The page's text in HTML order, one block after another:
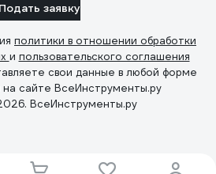
Подать заявку
политики в отношении обработки
и пользовательского соглашения
свои данные в любой форме
на сайте ВсеИнструменты.ру
ВсеИнструменты.ру